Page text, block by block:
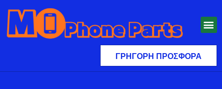
ΓΡΉΓΟΡΗ ΠΡΟΣΦΟΡΆ